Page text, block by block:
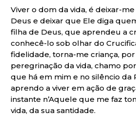
Viver o dom da vida, é deixar-
Deus e deixar que Ele diga
filha de Deus, que aprendeu a
conhecê-lo sob olhar do
fidelidade, torna-me criança, por
peregrinação da vida, chamo
que há em mim e no silêncio da
aprendo a viver em ação de
instante n’Aquele que me faz
vida, da sua santidade.